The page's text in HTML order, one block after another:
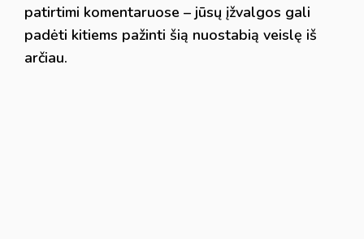
patirtimi komentaruose – jūsų įžvalgos gali
padėti kitiems pažinti šią nuostabią veislę iš
arčiau.